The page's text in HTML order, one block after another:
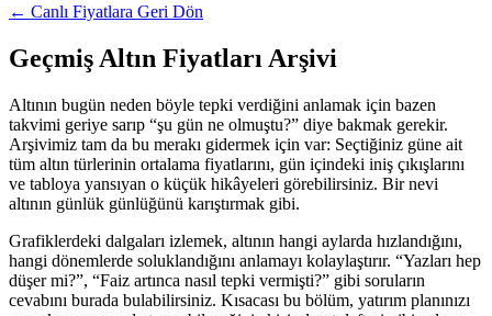
← Canlı Fiyatlara Geri Dön
Geçmiş Altın Fiyatları Arşivi
Altının bugün neden böyle tepki verdiğini anlamak için bazen
takvimi geriye sarıp “şu gün ne olmuştu?” diye bakmak gerekir.
Arşivimiz tam da bu merakı gidermek için var: Seçtiğiniz güne ait
tüm altın türlerinin ortalama fiyatlarını, gün içindeki iniş çıkışlarını
ve tabloya yansıyan o küçük hikâyeleri görebilirsiniz. Bir nevi
altının günlük günlüğünü karıştırmak gibi.
Grafiklerdeki dalgaları izlemek, altının hangi aylarda hızlandığını,
hangi dönemlerde soluklandığını anlamayı kolaylaştırır. “Yazları hep
düşer mi?”, “Faiz artınca nasıl tepki vermişti?” gibi soruların
cevabını burada bulabilirsiniz. Kısacası bu bölüm, yatırım planınızı